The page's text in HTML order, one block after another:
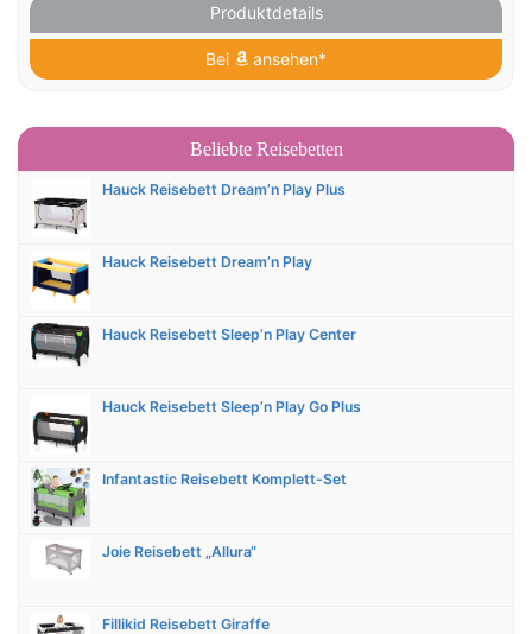
Produktdetails
Bei ansehen*
Beliebte Reisebetten
Hauck Reisebett Dream’n Play Plus
Hauck Reisebett Dream’n Play
Hauck Reisebett Sleep’n Play Center
Hauck Reisebett Sleep’n Play Go Plus
Infantastic Reisebett Komplett-Set
Joie Reisebett „Allura“
Fillikid Reisebett Giraffe